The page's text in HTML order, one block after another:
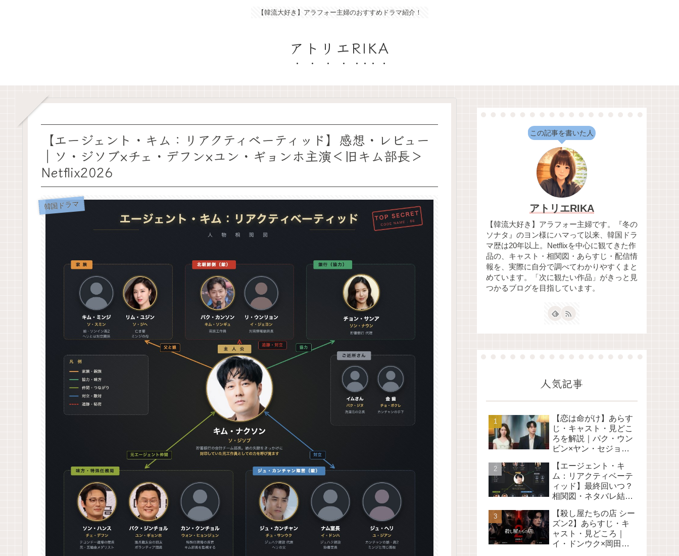
【韓流大好き】アラフォー主婦のおすすめドラマ紹介！
アトリエRIKA
【エージェント・キム：リアクティベーティッド】感想・レビュー
｜ソ・ジソブ×チェ・デフン×ユン・ギョンホ主演＜旧キム部長＞
Netflix2026
韓国ドラマ
この記事を書いた人
アトリエRIKA
【韓流大好き】アラフォー主婦です。『冬の
ソナタ』のヨン様にハマって以来、韓国ドラ
マ歴は20年以上。Netflixを中心に観てきた作
品の、キャスト・相関図・あらすじ・配信情
報を、実際に自分で調べてわかりやすくまと
めています。「次に観たい作品」がきっと見
つかるブログを目指しています。
人気記事
【恋は命がけ】あらす
じ・キャスト・見どこ
ろを解説｜パク・ウン
ビン×ヤン・セジョン
国ドラマ2026
【エージェント・キ
ム：リアクティベーテ
ィッド】最終回いつ？
相関図・ネタバレ結末
Netflix2026
【殺し屋たちの店 シー
ズン2】あらすじ・キ
ャスト・見どころ｜
イ・ドンウク×岡田将